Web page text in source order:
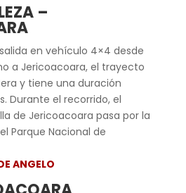
–
en vehículo 4×4 desde
a Jericoacoara, el trayecto
y tiene una duración
Durante el recorrido, el
de Jericoacoara pasa por la
Parque Nacional de
ANGELO